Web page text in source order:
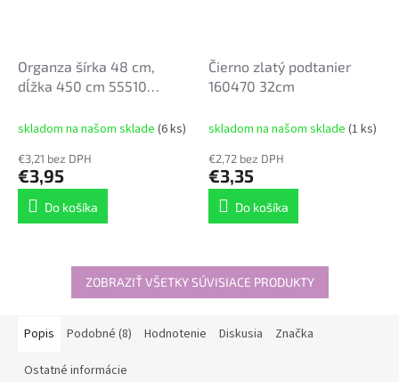
Organza šírka 48 cm,
dĺžka 450 cm 55510
skladom na našom sklade (6 ks)
€3,21 bez DPH
€3,95
Do košíka
Čierno zlatý podtanier
160470 32cm
skladom na našom sklade (1 ks)
€2,72 bez DPH
€3,35
Do košíka
ZOBRAZIŤ VŠETKY SÚVISIACE PRODUKTY
Popis Podobné (8) Hodnotenie Diskusia Značka
Ostatné informácie